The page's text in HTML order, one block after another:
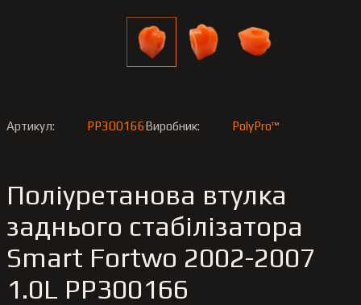
Артикул: PP300166Виробник: PolyPro™
Поліуретанова втулка
заднього стабілізатора
Smart Fortwo 2002-2007
1.0L PP300166